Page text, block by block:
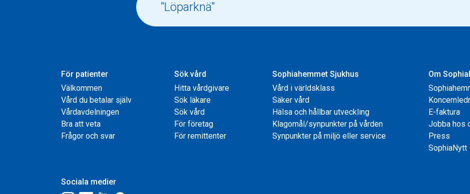
För patienter
Välkommen
Vård du betalar själv
Vårdavdelningen
Bra att veta
Frågor och svar
Sök vård
Hitta vårdgivare
Sök läkare
Sök vård
För företag
För remittenter
Sophiahemmet Sjukhus
Vård i världsklass
Säker vård
Hälsa och hållbar utveckling
Klagomål/synpunkter på vården
Synpunkter på miljö eller service
Om
E-faktura
Jobba hos
Press
SophiaNytt
Sociala medier